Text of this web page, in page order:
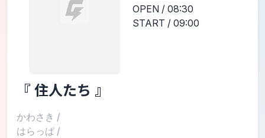
OPEN / 08:30
START / 09:00
『 住人たち 』
かわさき /
はらっぱ /